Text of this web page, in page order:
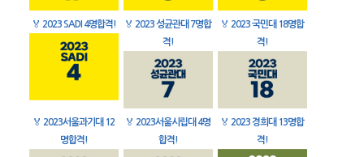
🏅 2023 SADI 4명합격! 🏅 2023 성균관대 7명합
격!
🏅 2023 국민대 18명합
격!
🏅 2023서울과기대 12
명합격!
🏅 2023서울시립대 4명
합격!
🏅 2023 경희대 13명합
격!